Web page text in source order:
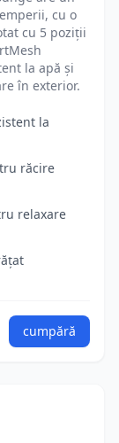
cu o
cu 5 poziții
la apă și
în exterior.
la
răcire
relaxare
cumpără